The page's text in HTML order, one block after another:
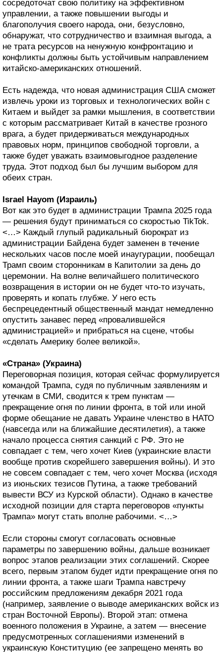
сосредоточат свою политику на эффективном
управлении, а также повышении выгоды и
благополучия своего народа, они, безусловно,
обнаружат, что сотрудничество и взаимная выгода, а
не трата ресурсов на ненужную конфронтацию и
конфликты должны быть устойчивым направлением
китайско-американских отношений.
Есть надежда, что новая администрация США сможет
извлечь уроки из торговых и технологических войн с
Китаем и выйдет за рамки мышления, в соответствии
с которым рассматривает Китай в качестве грозного
врага, а будет придерживаться международных
правовых норм, принципов свободной торговли, а
также будет уважать взаимовыгодное разделение
труда. Этот подход был бы лучшим выбором для
обеих стран.
Israel Hayom (Израиль)
Вот как это будет в администрации Трампа 2025 года
— решения будут приниматься со скоростью TikTok.
<…> Каждый глупый радикальный бюрократ из
администрации Байдена будет заменен в течение
нескольких часов после моей инаугурации, пообещал
Трамп своим сторонникам в Капитолии за день до
церемонии. На волне величайшего политического
возвращения в истории он не будет что-то изучать,
проверять и копать глубже. У него есть
беспрецедентный общественный мандат немедленно
опустить занавес перед «провалившейся
администрацией» и прибраться на сцене, чтобы
«сделать Америку более великой».
«Страна» (Украина)
Переговорная позиция, которая сейчас формулируется
командой Трампа, судя по публичным заявлениям и
утечкам в СМИ, сводится к трем пунктам —
прекращение огня по линии фронта, в той или иной
форме обещание не давать Украине членство в НАТО
(навсегда или на ближайшие десятилетия), а также
начало процесса снятия санкций с РФ. Это не
совпадает с тем, чего хочет Киев (украинские власти
вообще против скорейшего завершения войны). И это
не совсем совпадает с тем, чего хочет Москва (исходя
из июньских тезисов Путина, а также требований
вывести ВСУ из Курской области). Однако в качестве
исходной позиции для старта переговоров «пункты
Трампа» могут стать вполне рабочими. <…>
Если стороны смогут согласовать основные
параметры по завершению войны, дальше возникает
вопрос этапов реализации этих соглашений. Скорее
всего, первым этапом будет идти прекращение огня по
линии фронта, а также шаги Трампа навстречу
российским предложениям декабря 2021 года
(например, заявление о выводе американских войск из
стран Восточной Европы). Второй этап: отмена
военного положения в Украине, а затем — внесение
предусмотренных соглашениями изменений в
украинскую Конституцию (ее запрещено менять во